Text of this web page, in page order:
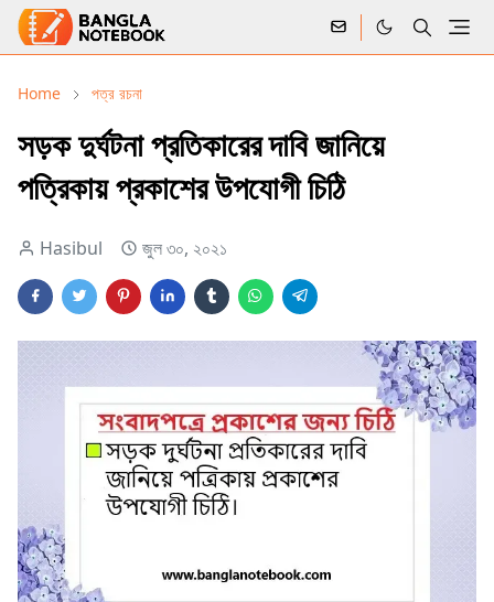
Home পত্র রচনা
সড়ক দুর্ঘটনা প্রতিকারের দাবি জানিয়ে
পত্রিকায় প্রকাশের উপযােগী চিঠি
Hasibul জুল ৩০, ২০২১